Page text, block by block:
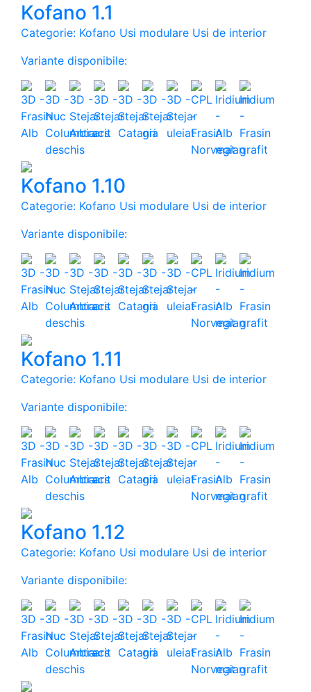
Kofano 1.1
Categorie: Kofano Usi modulare Usi de interior
Variante disponibile:
Kofano 1.10
Categorie: Kofano Usi modulare Usi de interior
Variante disponibile:
Kofano 1.11
Categorie: Kofano Usi modulare Usi de interior
Variante disponibile:
Kofano 1.12
Categorie: Kofano Usi modulare Usi de interior
Variante disponibile: